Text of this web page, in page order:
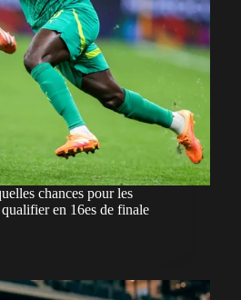
chances pour les
en 16es de finale